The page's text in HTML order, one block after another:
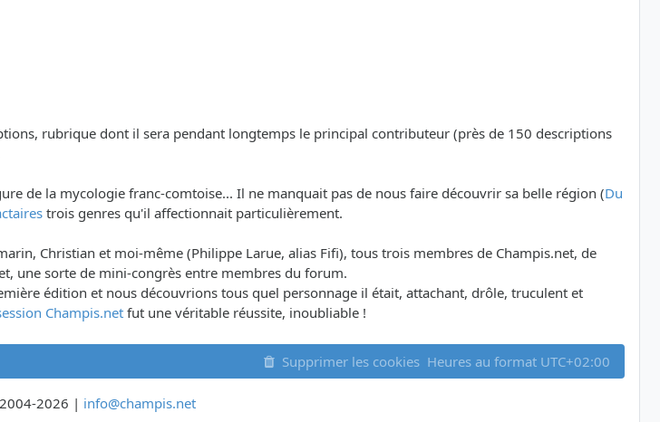
rubrique dont il sera pendant longtemps le principal contributeur (près de 150 descriptions
de la mycologie franc-comtoise... Il ne manquait pas de nous faire découvrir sa belle région (Du
trois genres qu'il affectionnait particulièrement.
Christian et moi-même (Philippe Larue, alias Fifi), tous trois membres de Champis.net, de
une sorte de mini-congrès entre membres du forum.
édition et nous découvrions tous quel personnage il était, attachant, drôle, truculent et
Champis.net fut une véritable réussite, inoubliable !
Supprimer les cookies Heures au format UTC+02:00
2026 | info@champis.net